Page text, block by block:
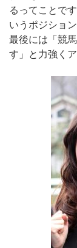
るってことで
いうポジショ
最後には「競
す」と力強くア